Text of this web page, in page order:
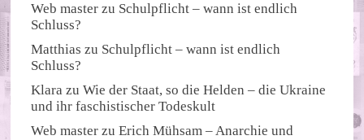
Web master zu Schulpflicht – wann ist endlich
Schluss?
Matthias zu Schulpflicht – wann ist endlich
Schluss?
Klara zuWie der Staat, so die Helden – die Ukraine
und ihr faschistischer Todeskult
Web master zuErich Mühsam – Anarchie und